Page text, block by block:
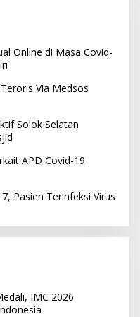
Online di Masa Covid-
Via Medsos
Solok Selatan
APD Covid-19
Pasien Terinfeksi Virus
IMC 2026